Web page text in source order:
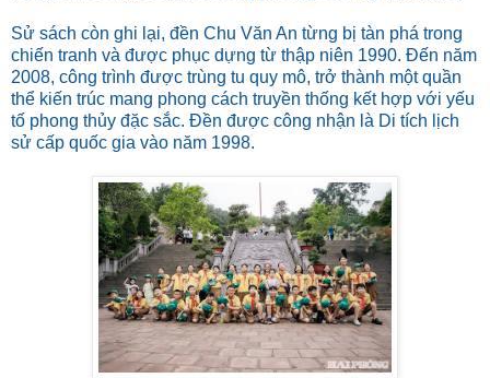
Sử sách còn ghi lại, đền Chu Văn An từng bị tàn phá trong
chiến tranh và được phục dựng từ thập niên 1990. Đến năm
2008, công trình được trùng tu quy mô, trở thành một quần
thể kiến trúc mang phong cách truyền thống kết hợp với yếu
tố phong thủy đặc sắc. Đền được công nhận là Di tích lịch
sử cấp quốc gia vào năm 1998.